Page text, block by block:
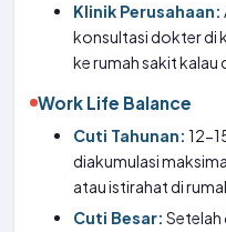
Klinik Perusahaan:
konsultasi dokter di
ke rumah sakit kalau
Work Life Balance
Cuti Tahunan: 12-
diakumulasi
atau istirahat di
Cuti Besar: Setelah